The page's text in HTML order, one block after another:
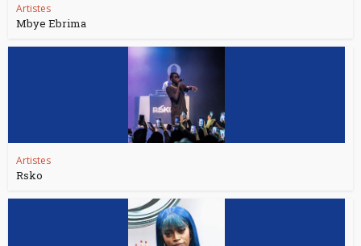
Artistes
Mbye Ebrima
Artistes
Rsko